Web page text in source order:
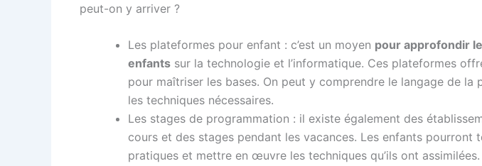
peut-on y arriver ?
Les plateformes pour enfant : c’est un moyen pour approfondir
enfants sur la technologie et l’informatique. Ces plateformes
pour maîtriser les bases. On peut y comprendre le langage de la
les techniques nécessaires.
Les stages de programmation : il existe également des
cours et des stages pendant les vacances. Les enfants pourront
pratiques et mettre en œuvre les techniques qu’ils ont assimilées.